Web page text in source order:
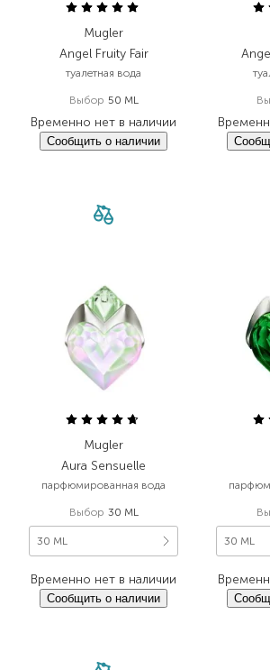
Mugler
Angel Fruity Fair
туалетная вода
Выбор 50 ML
Временно нет в наличии
Сообщить о наличии
Mugler
Aura Sensuelle
парфюмированная вода
Выбор 30 ML
30 ML
Временно нет в наличии
Сообщить о наличии
30 ML